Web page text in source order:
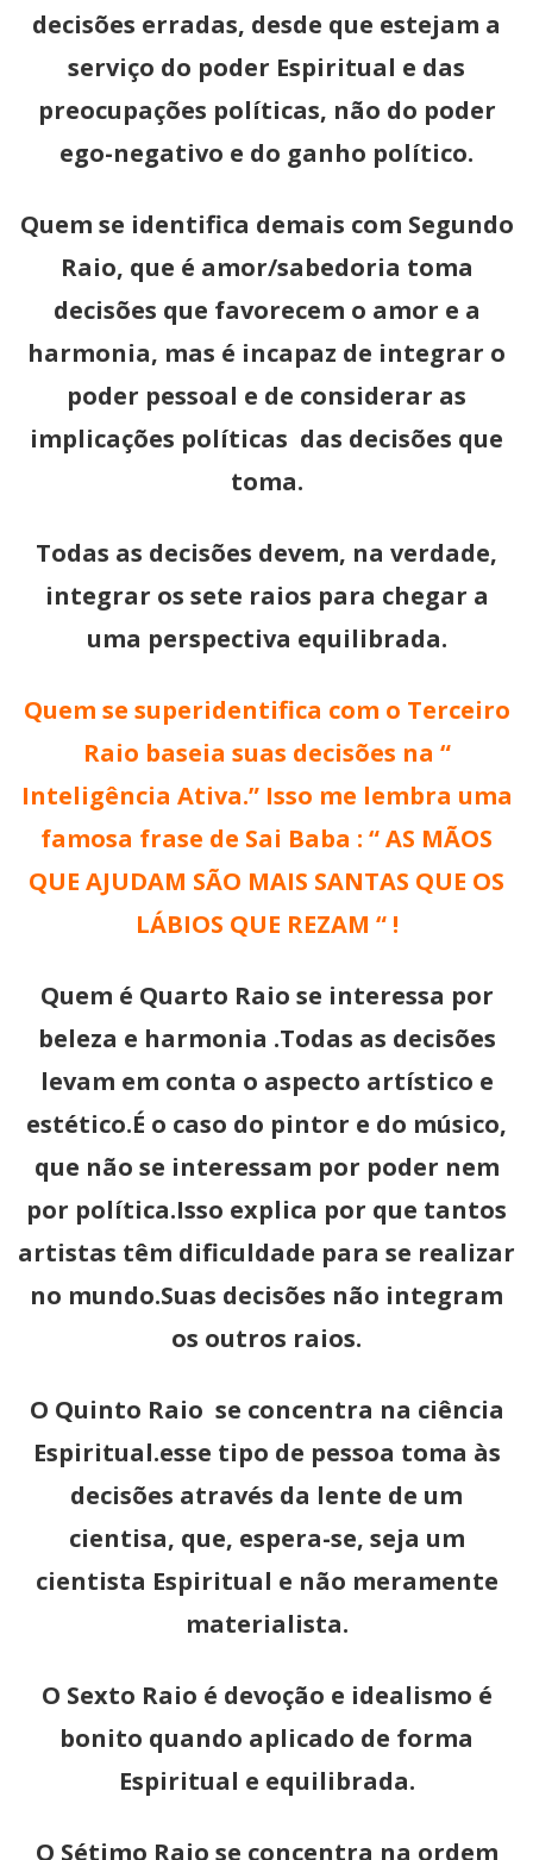
decisões erradas, desde que estejam a
serviço do poder Espiritual e das
preocupações políticas, não do poder
ego-negativo e do ganho político.
Quem se identifica demais com Segundo
Raio, que é amor/sabedoria toma
decisões que favorecem o amor e a
harmonia, mas é incapaz de integrar o
poder pessoal e de considerar as
implicações políticas das decisões que
toma.
Todas as decisões devem, na verdade,
integrar os sete raios para chegar a
uma perspectiva equilibrada.
Quem se superidentifica com o Terceiro
Raio baseia suas decisões na “
Inteligência Ativa.” Isso me lembra uma
famosa frase de Sai Baba : “ AS MÃOS
QUE AJUDAM SÃO MAIS SANTAS QUE OS
LÁBIOS QUE REZAM “ !
Quem é Quarto Raio se interessa por
beleza e harmonia .Todas as decisões
levam em conta o aspecto artístico e
estético.É o caso do pintor e do músico,
que não se interessam por poder nem
por política.Isso explica por que tantos
artistas têm dificuldade para se realizar
no mundo.Suas decisões não integram
os outros raios.
O Quinto Raio se concentra na ciência
Espiritual.esse tipo de pessoa toma às
decisões através da lente de um
cientisa, que, espera-se, seja um
cientista Espiritual e não meramente
materialista.
O Sexto Raio é devoção e idealismo é
bonito quando aplicado de forma
Espiritual e equilibrada.
O Sétimo Raio se concentra na ordem